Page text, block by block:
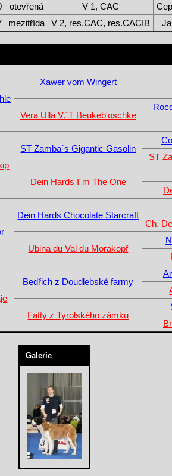
otevřená V 1, CAC
mezitřída V 2, res.CAC, res.CACIB
Xawer vom Wingert
Vera Ulla V.´T Beukeb'oschke
ST Zamba´s Gigantic Gasolin
ST
Dein Hards I´m The One
Dein Hards Chocolate Starcraft
Ch.
Ubina du Val du Morakopf
Bedřich z Doudlebské farmy
Fatty z Tyrolského zámku
Galerie